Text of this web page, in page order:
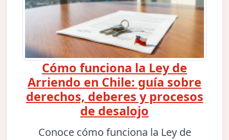
Cómo funciona la Ley de
Arriendo en Chile: guía sobre
derechos, deberes y procesos
de desalojo
Conoce cómo funciona la Ley de